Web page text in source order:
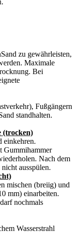
zu gewährleisten,
Maximale
Bei
Fußgängern
standhalten.
(trocken)
einkehren.
Gummihammer
Nach dem
ausspülen.
mischen (breiig) und
mm) einarbeiten.
nochmals
Wasserstrahl